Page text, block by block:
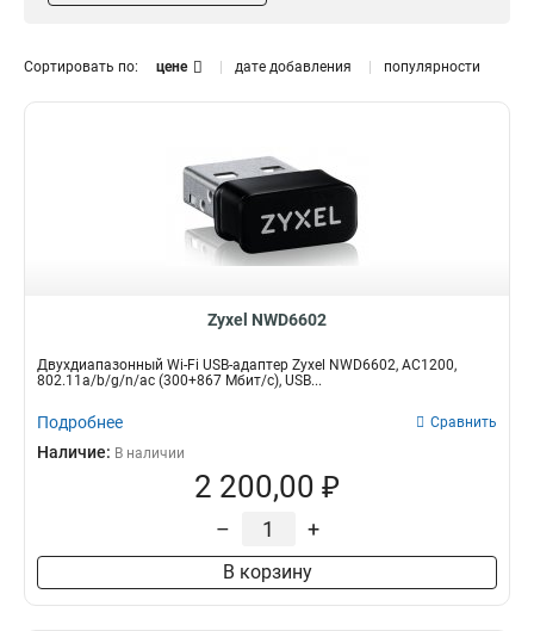
Сортировать по: цене дате добавления популярности
Zyxel NWD6602
Двухдиапазонный Wi-Fi USB-адаптер Zyxel NWD6602, AC1200,
802.11a/b/g/n/ac (300+867 Мбит/с), USB...
Подробнее Сравнить
Наличие: В наличии
2 200,00 ₽
– +
В корзину